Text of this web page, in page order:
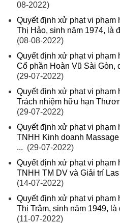
08-2022)
Quyết định xử phạt vi
Thị Hảo, sinh năm 1974, là
(08-08-2022)
Quyết định xử phạt vi
Cổ phần Hoàn Vũ Sài Gòn,
(29-07-2022)
Quyết định xử phạt vi
Trách nhiệm hữu hạn
(29-07-2022)
Quyết định xử phạt vi
TNHH Kinh doanh
... (29-07-2022)
Quyết định xử phạt vi
TNHH TM DV và Giải trí
(14-07-2022)
Quyết định xử phạt vi phạm
Thị Trâm, sinh năm 1949,
(11-07-2022)